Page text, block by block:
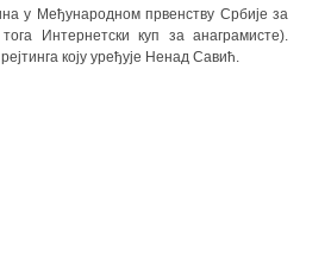
у Међународном првенству Србије за
Интернетски куп за анаграмисте).
коју уређује Ненад Савић.